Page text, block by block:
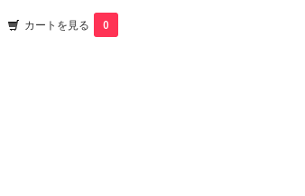
カートを見る 0